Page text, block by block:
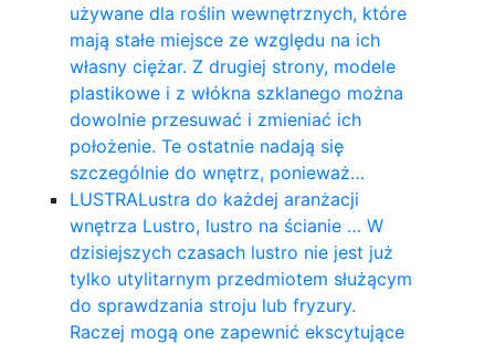
używane dla roślin wewnętrznych, które
mają stałe miejsce ze względu na ich
własny ciężar. Z drugiej strony, modele
plastikowe i z włókna szklanego można
dowolnie przesuwać i zmieniać ich
położenie. Te ostatnie nadają się
szczególnie do wnętrz, ponieważ…
LUSTRALustra do każdej aranżacji
wnętrza Lustro, lustro na ścianie … W
dzisiejszych czasach lustro nie jest już
tylko utylitarnym przedmiotem służącym
do sprawdzania stroju lub fryzury.
Raczej mogą one zapewnić ekscytujące